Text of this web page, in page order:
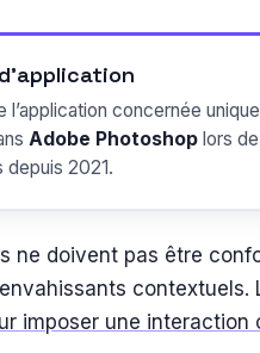
l’application concernée
Adobe Photoshop lors
depuis 2021.
ne doivent pas être
envahissants
imposer une interaction